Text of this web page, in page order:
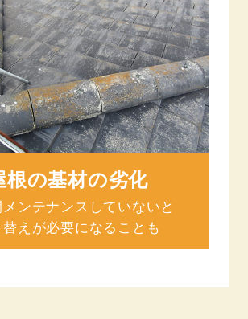
根の基材の劣化
ンテナンスしていないと
替えが必要になることも